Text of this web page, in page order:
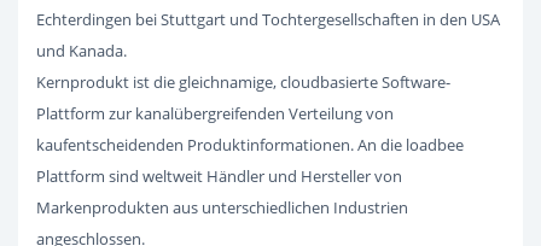
Echterdingen bei Stuttgart und Tochtergesellschaften in den USA
und Kanada.
Kernprodukt ist die gleichnamige, cloudbasierte Software-
Plattform zur kanalübergreifenden Verteilung von
kaufentscheidenden Produktinformationen. An die loadbee
Plattform sind weltweit Händler und Hersteller von
Markenprodukten aus unterschiedlichen Industrien
angeschlossen.